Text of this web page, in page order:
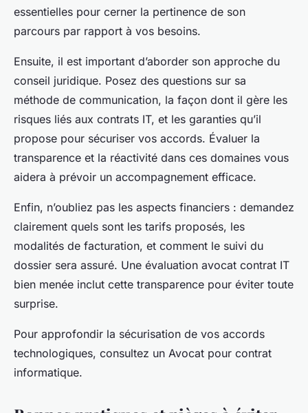
essentielles pour cerner la pertinence de son
parcours par rapport à vos besoins.
Ensuite, il est important d’aborder son approche du
conseil juridique. Posez des questions sur sa
méthode de communication, la façon dont il gère les
risques liés aux contrats IT, et les garanties qu’il
propose pour sécuriser vos accords. Évaluer la
transparence et la réactivité dans ces domaines vous
aidera à prévoir un accompagnement efficace.
Enfin, n’oubliez pas les aspects financiers : demandez
clairement quels sont les tarifs proposés, les
modalités de facturation, et comment le suivi du
dossier sera assuré. Une évaluation avocat contrat IT
bien menée inclut cette transparence pour éviter toute
surprise.
Pour approfondir la sécurisation de vos accords
technologiques, consultez un Avocat pour contrat
informatique.